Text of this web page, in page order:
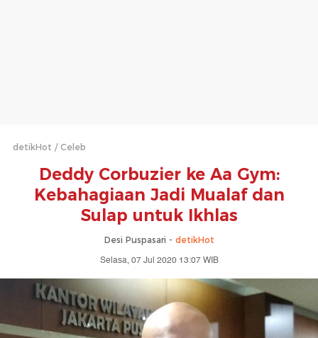
detikHot Celeb
Deddy Corbuzier ke Aa Gym:
Kebahagiaan Jadi Mualaf dan
Sulap untuk Ikhlas
Desi Puspasari - detikHot
Selasa, 07 Jul 2020 13:07 WIB